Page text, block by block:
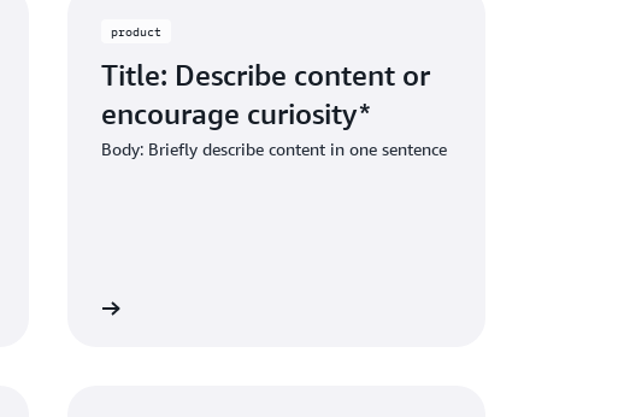
product
Title: Describe content or
encourage curiosity*
Body: Briefly describe content in one sentence